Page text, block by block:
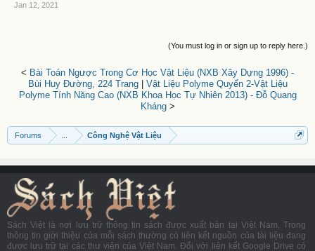
Jan 12, 2021
(You must log in or sign up to reply here.)
< Bài Toán Ngược Trong Cơ Học Vật Liệu (NXB Xây Dựng 1996) -
Bùi Huy Đường, 224 Trang| Vật Liệu Polyme Quyển 2-Vật Liệu
Polyme Tính Năng Cao (NXB Khoa Học Tự Nhiên 2013) - Đỗ Quang
Kháng>
Forums Công Nghệ Vật Liệu
Sách Việt là nơi lưu trữ thông tin sách được xuất bản tại Việt Nam. Trong
thông tin giới thiệu của mỗi sách thường có liên kết nguồn của tài liệu đang
được lưu trữ tại các thư viện của Việt Nam. Đối với liên kết Google Drive có